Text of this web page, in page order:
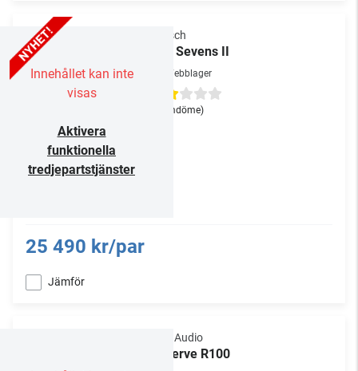
Innehållet kan inte
visas
Aktivera
funktionella
tredjepartstjänster
Klipsch
The Sevens II
Webblager
omdöme)
25 490 kr/par
Jämför
Polk Audio
Reserve R100